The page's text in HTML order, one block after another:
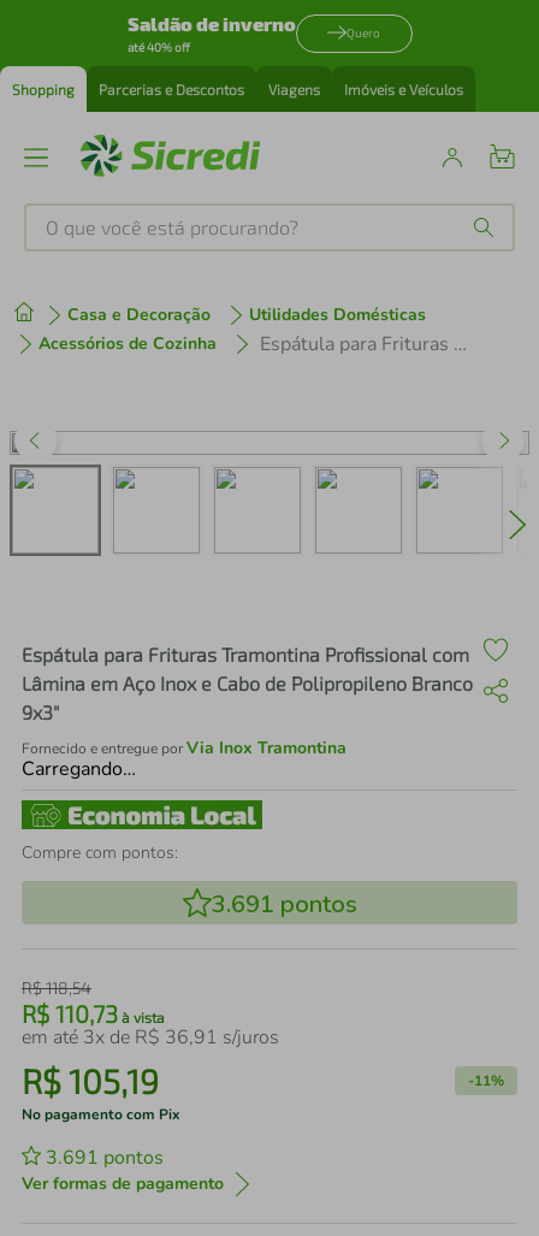
Saldão de inverno
até 40% off
Quero
Shopping Parcerias e Descontos Viagens Imóveis e Veículos
O que você está procurando?
Casa e Decoração
Utilidades Domésticas
Acessórios de Cozinha
Espátula para Frituras Tramontina Profissional com Lâmina em Aço Inox e Cabo de Polipropileno Branco 9x3"
Espátula para Frituras Tramontina Profissional com
Lâmina em Aço Inox e Cabo de Polipropileno Branco
9x3"
Fornecido e entregue porVia Inox Tramontina
Carregando…
Compre com pontos:
3.691 pontos
R$118,54
R$ 110,73 à vista
em até 3x de R$ 36,91 s/juros
R$105,19 -11%
No pagamento com Pix
3.691 pontos
Ver formas de pagamento
1º tenis
3º perfume